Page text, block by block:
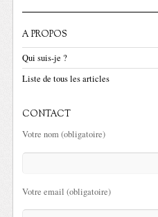
A PROPOS
Qui suis-je ?
Liste de tous les articles
CONTACT
Votre nom (obligatoire)
Votre email (obligatoire)